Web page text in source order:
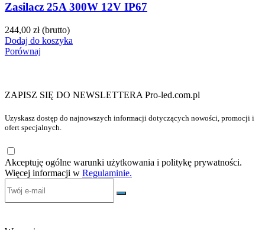
Zasilacz 25A 300W 12V IP67
244,00 zł (brutto)
Dodaj do koszyka
Porównaj
ZAPISZ SIĘ DO NEWSLETTERA Pro-led.com.pl
Uzyskasz dostęp do najnowszych informacji dotyczących nowości, promocji i
ofert specjalnych.
Akceptuję ogólne warunki użytkowania i politykę prywatności.
Więcej informacji w Regulaminie.